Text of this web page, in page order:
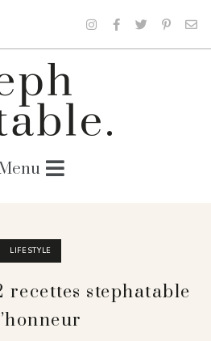
LIFESTYLE
recettes stephatable